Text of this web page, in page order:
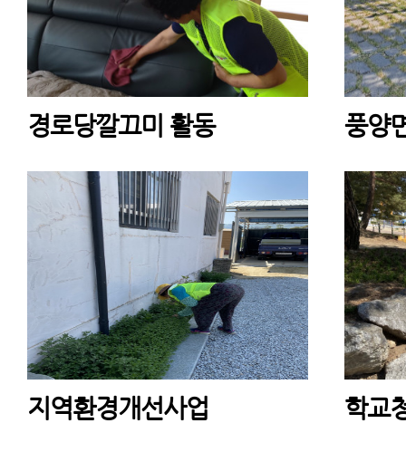
경로당깔끄미 활동 풍양
지역환경개선사업 학교